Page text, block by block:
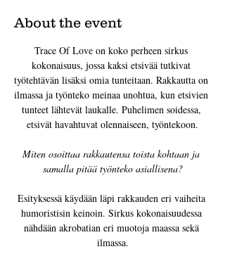
About the event
Trace Of Love on koko perheen sirkus
kokonaisuus, jossa kaksi etsivää tutkivat
työtehtävän lisäksi omia tunteitaan. Rakkautta on
ilmassa ja työnteko meinaa unohtua, kun etsivien
tunteet lähtevät laukalle. Puhelimen soidessa,
etsivät havahtuvat olennaiseen, työntekoon.
Miten osoittaa rakkautensa toista kohtaan ja
samalla pitää työnteko asiallisena?
Esityksessä käydään läpi rakkauden eri vaiheita
humoristisin keinoin. Sirkus kokonaisuudessa
nähdään akrobatian eri muotoja maassa sekä
ilmassa.